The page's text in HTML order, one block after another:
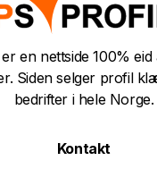
er en nettside 100%
Siden selger profil
bedrifter i hele Norge.
Kontakt